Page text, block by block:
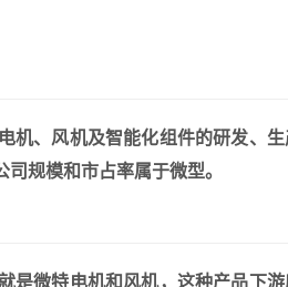
机、风机及智能化组件的研发、
规模和市占率属于微型。
是微特电机和风机，这种产品下